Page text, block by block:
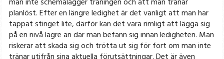
planlöst. Efter en längre ledighet är det vanligt att man har
tappat stinget lite, därför kan det vara rimligt att lägga sig
på en nivå lägre än där man befann sig innan ledigheten. Man
riskerar att skada sig och trötta ut sig för fort om man inte